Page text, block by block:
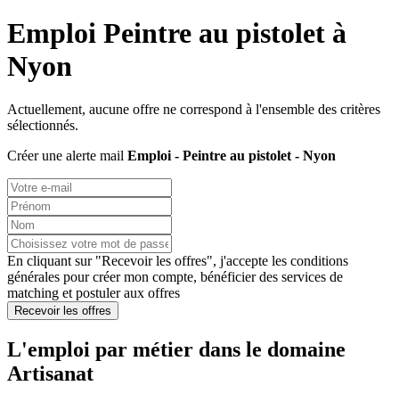
Emploi Peintre au pistolet à
Nyon
Actuellement, aucune offre ne correspond à l'ensemble des critères
sélectionnés.
Créer une alerte mail Emploi - Peintre au pistolet - Nyon
En cliquant sur "Recevoir les offres", j'accepte les conditions
générales pour créer mon compte, bénéficier des services de
matching et postuler aux offres
Recevoir les offres
L'emploi par métier dans le domaine
Artisanat